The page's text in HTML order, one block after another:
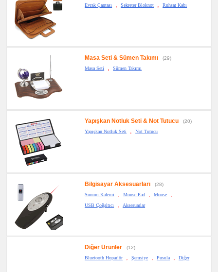
Evrak Çantası
, Sekreter Bloknot , Ruhsat Kabı
Masa Seti & Sümen Takımı
(29)
Masa Seti
, Sümen Takımı
Yapışkan Notluk Seti & Not Tutucu
(20)
Yapışkan Notluk Seti
, Not Tutucu
Bilgisayar Aksesuarları
(28)
Sunum Kalemi
, Mouse Pad , Mouse ,
USB Çoğaltıcı , Aksesuarlar
Diğer Ürünler
(12)
Bluetooth Hoparlör
, Şemsiye , Pusula , Diğer